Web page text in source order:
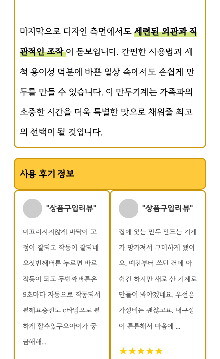
마지막으로 디자인 측면에서도 세련된 외관과 직
관적인 조작이 돋보입니다. 간편한 사용법과 세
척 용이성 덕분에 바쁜 일상 속에서도 손쉽게 만
두를 만들 수 있습니다. 이 만두기계는 가족과의
소중한 시간을 더욱 특별한 맛으로 채워줄 최고
의 선택이 될 것입니다.
사용 후기 정보
"상품구입리뷰"
미끄러지지않게 바닥이 고
정이 잘되고 작동이 잘되네
요첫번째버튼 누르면 바로
작동이 되고 두번째버튼은
9초마다 자동으로 작동되서
편해요충전도 c타입으로 편
하게 할수있구요아이가 궁
금해해...
"상품구입리뷰"
집에 있는 만두 만드는 기계
가 망가져서 구매하게 됐어
요. 예전부터 쓰던 건데 아
쉽긴 하지만 새로 산 기계로
만들어 봐야겠네요. 우선은
가성비는 괜찮고요. 내구성
이 튼튼해서 마음에 ...
★★★★★